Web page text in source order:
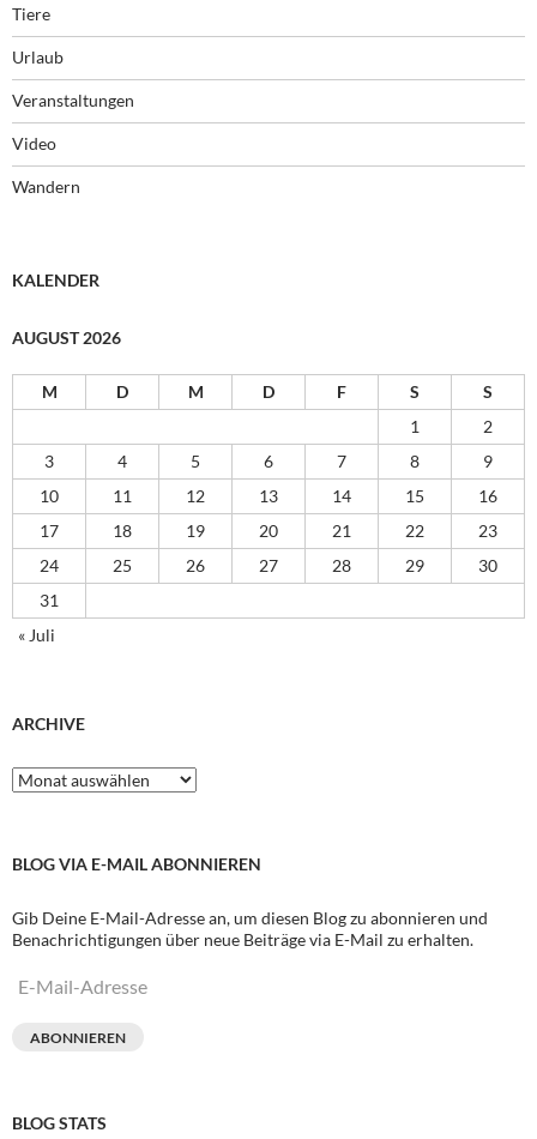
Tiere
Urlaub
Veranstaltungen
Video
Wandern
KALENDER
AUGUST 2026
M D M D F S
S
1
2
3
4 5 6 7 8
9
10
11 12 13 14 15
16
17
18 19 20 21 22
23
24
25 26 27 28 29
30
31
« Juli
ARCHIVE
Archive
BLOG VIA E-MAIL ABONNIEREN
Gib Deine E-Mail-Adresse an, um diesen Blog zu abonnieren und
Benachrichtigungen über neue Beiträge via E-Mail zu erhalten.
E-
ABONNIEREN
BLOG STATS